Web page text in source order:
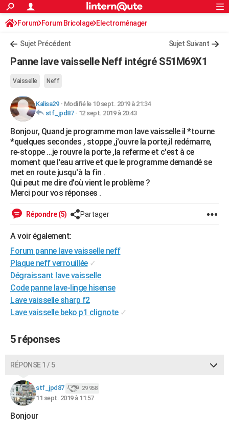
ACTUALITÉS
Politique
Société
Faits Divers
Education
Monde
Villes
+
AUTO
Essais
Réserver un essai
Citadines
Berlines
SUV
Forum auto
+HIGH-TECH
Mobiles
Meilleur smartphone
Internet
Ordinateurs
Jeux vidéo
Guide high-tech
+BRICOLAGE
Forum
Aménagement intérieur
Extérieur
Cuisine
Salle de bains
Jardinage
Rangement
WEEK-END
Guides de France
Escapades
Patrimoine
Expositions
Musées
Week-end nature
+LIFESTYLE
Art de vivre
Bien-être
Loisirs
Mode
Modes de vie
Alimentation
Guide de la santé
Maladies
Médicaments
Sommeil
VOYAGE
Destinations
City break
Voyage nature
Voyage de noces
Forum
Climat
+
GUIDES D'ACHAT
BONS PLANS
CARTE DE VOEUX
Dictionnaire
Biographies
Citations
Expressions
Proverbes
PROGRAMME TV
COPAINS D'AVANT
S'inscrire
Se connecter
Lycées
Collèges
Primaires
Universités
Entreprises
Service militaire
Avis de recherche
AVIS DE DÉCÈS
FORUM
S'inscrire
Connexion
Forum Forum Bricolage Electroménager
Sujet Précédent Sujet Suivant
Panne lave vaisselle Neff intégré S51M69X1
Vaisselle Neff
Kalisa29- Modifié le 10 sept. 2019 à 21:34
stf_jpd87- 12 sept. 2019 à 20:43
Bonjour, Quand je programme mon lave vaisselle il *tourne
*quelques secondes , stoppe ,j'ouvre la porte,il redémarre,
re-stoppe ...je rouvre la porte ,la referme et c'est à ce
moment que l'eau arrive et que le programme demandé se
met en route jusqu'à la fin .
Qui peut me dire d'où vient le problème ?
Merci pour vos réponses .
Répondre (5) Partager
A voir également:
Forum panne lave vaisselle neff
Plaque neff verrouillée ✓
Dégraissant lave vaisselle
Code panne lave-linge hisense
Lave vaisselle sharp f2
Lave vaisselle beko p1 clignote ✓
5 réponses
RÉPONSE 1 / 5
stf_jpd87 29 958
11 sept. 2019 à 11:57
Bonjour